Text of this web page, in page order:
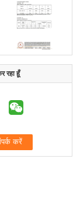
रहा हूँ